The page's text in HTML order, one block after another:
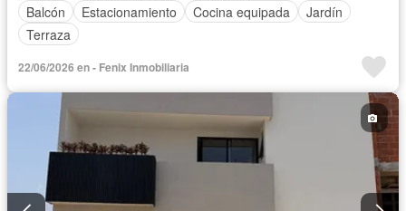
Balcón
Estacionamiento Cocina equipada
Jardín
Terraza
22/06/2026 en - Fenix Inmobiliaria